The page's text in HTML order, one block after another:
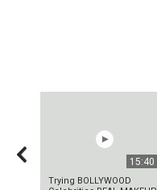
15:40
Trying BOLLYWOOD